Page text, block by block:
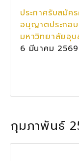
ประกาศรับสมัค
อนุญาตประกอ
มหาวิทยาลัยอุบ
6 มีนาคม 2569
กุมภาพันธ์